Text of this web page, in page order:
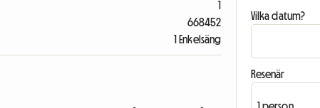
1
668452
1 Enkelsäng
Vilka datum?
Resenär